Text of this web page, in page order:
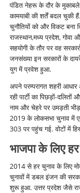
पंडित नेहरू के दौर के मुकाबले
कामयाबी की शर्तें बदल चुकी
चुनौतियों को और विकट बना
राजस्थान,मध्य प्रदेश,
सहयोगी के तौर पर वह
जनसंख्या इन सरकारों के
युग में प्रवेश हुआ.
अपने परम्परागत शहरी
रही पार्टी का पिछड़ों-
नाम और चेहरे पर उमड़ती भीड़
2019 के लोकसभा चुनाव में
303 पर पहुंच गई. वोटों में
भाजपा के लिए
2014 से हर चुनाव के लिए
चुनावों में डबल इंजन की
शुरू हुआ. उत्तर प्रदेश जैसे